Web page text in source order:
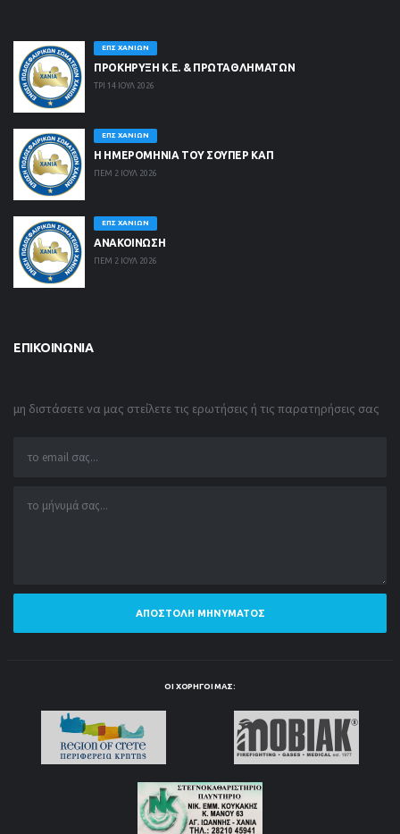
ΕΠΣ ΧΑΝΊΩΝ
ΠΡΟΚΗΡΥΞΗ Κ.Ε. & ΠΡΩΤΑΘΛΗΜΑΤΩΝ
ΤΡΙ 14 ΙΟΥΛ 2026
ΕΠΣ ΧΑΝΊΩΝ
Η ΗΜΕΡΟΜΗΝΙΑ ΤΟΥ ΣΟΥΠΕΡ ΚΑΠ
ΠΕΜ 2 ΙΟΥΛ 2026
ΕΠΣ ΧΑΝΊΩΝ
ΑΝΑΚΟΙΝΩΣΗ
ΠΕΜ 2 ΙΟΥΛ 2026
ΕΠΙΚΟΙΝΩΝΊΑ
μη διστάσετε να μας στείλετε τις ερωτήσεις ή τις παρατηρήσεις σας
ΑΠΟΣΤΟΛΉ ΜΗΝΎΜΑΤΟΣ
ΟΙ ΧΟΡΗΓΟΊ ΜΑΣ: